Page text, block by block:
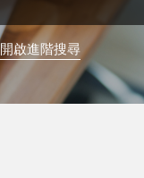
開啟進階搜尋